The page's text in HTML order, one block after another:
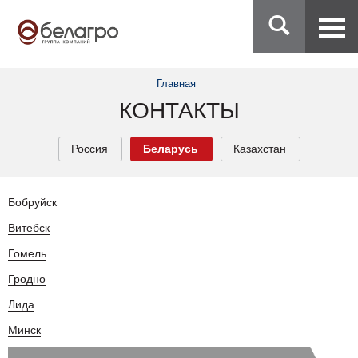
Главная
КОНТАКТЫ
Россия Беларусь Казахстан
Бобруйск
Витебск
Гомель
Гродно
Лида
Минск